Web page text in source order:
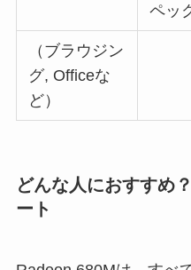
ペッ
（ブラウジン
グ, Officeな
ど）
どんな人におすすめ
ート